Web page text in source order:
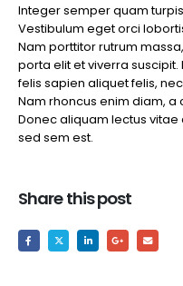
Integer semper quam
Vestibulum eget orci
Nam porttitor rutrum
porta elit et viverra
felis sapien aliquet felis,
Nam rhoncus enim diam,
Donec aliquam lectus vitae
sed sem est.
Share this post